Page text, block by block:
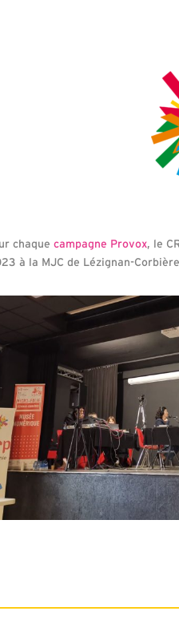
chaquecampagne Provox, le
à la MJC de Lézignan-